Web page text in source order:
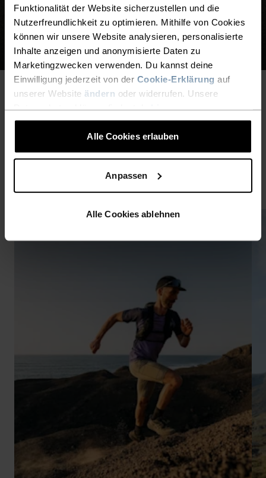
Funktionalität der Website sicherzustellen und die
Nutzerfreundlichkeit zu optimieren. Mithilfe von Cookies
können wir unsere Website analysieren, personalisierte
Inhalte anzeigen und anonymisierte Daten zu
Marketingzwecken verwenden. Du kannst deine
Einwilligung jederzeit von der Cookie-Erklärung auf
unserer Website ändern oder widerrufen. Unsere
Alle Cookies erlauben
Anpassen
Alle Cookies ablehnen
DAMEN HERREN
INSPIRIERENDE
GESCHICHTEN
Lass dich inspirieren, mehr zu erleben.